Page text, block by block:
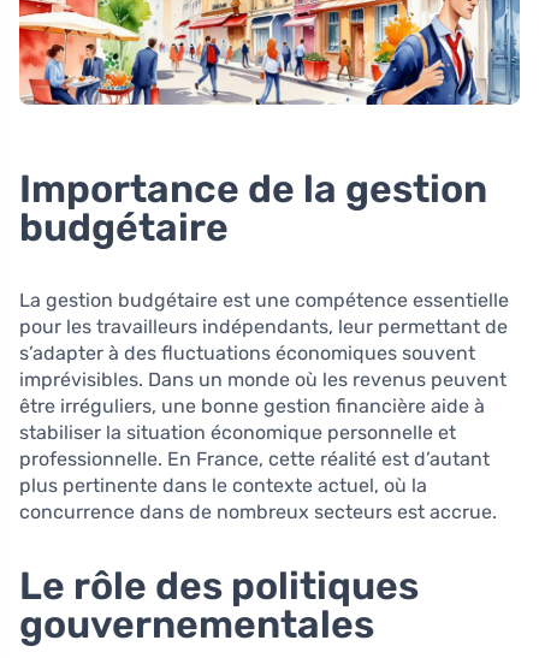
Importance de la gestion
budgétaire
La gestion budgétaire est une compétence essentielle
pour les travailleurs indépendants, leur permettant de
s’adapter à des fluctuations économiques souvent
imprévisibles. Dans un monde où les revenus peuvent
être irréguliers, une bonne gestion financière aide à
stabiliser la situation économique personnelle et
professionnelle. En France, cette réalité est d’autant
plus pertinente dans le contexte actuel, où la
concurrence dans de nombreux secteurs est accrue.
Le rôle des politiques
gouvernementales